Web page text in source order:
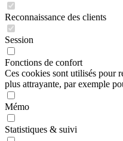
Reconnaissance des clients
Session
Fonctions de confort
Ces cookies sont utilisés pour
plus attrayante, par exemple
Mémo
Statistiques & suivi